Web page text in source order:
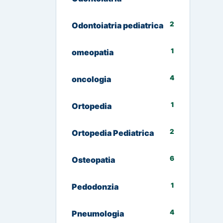
Odontoiatria pediatrica 2
omeopatia 1
oncologia 4
Ortopedia 1
Ortopedia Pediatrica 2
Osteopatia 6
Pedodonzia 1
Pneumologia 4